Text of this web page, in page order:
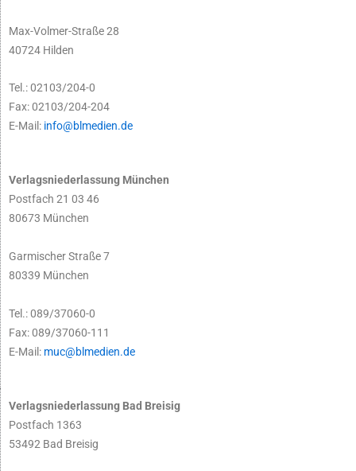
Max-Volmer-Straße 28
40724 Hilden
Tel.: 02103/204-0
Fax: 02103/204-204
E-Mail: info@blmedien.de
Verlagsniederlassung München
Postfach 21 03 46
80673 München
Garmischer Straße 7
80339 München
Tel.: 089/37060-0
Fax: 089/37060-111
E-Mail: muc@blmedien.de
Verlagsniederlassung Bad Breisig
Postfach 1363
53492 Bad Breisig